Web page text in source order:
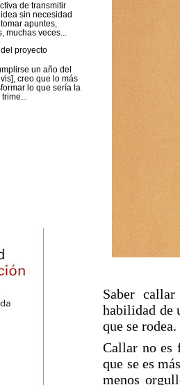
Saber
habilidad de
que se rodea.
Callar no es
que se es
menos
de transmitir
sin necesidad
apuntes,
muchas veces...
proyecto
un año del
creo que lo más
lo que sería la